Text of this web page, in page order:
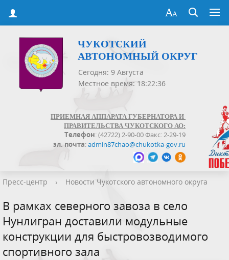
ЧУКОТСКИЙ
АВТОНОМНЫЙ ОКРУГ
Сегодня: 9 Августа
Местное время: 18:22:36
ПРИЕМНАЯ АППАРАТА ГУБЕРНАТОРА И
ПРАВИТЕЛЬСТВА ЧУКОТСКОГО АО:
Телефон: (42722) 2-90-00 Факс: 2-29-19
эл. почта:admin87chao@chukotka-gov.ru
Пресс-центр › Новости Чукотского автономного округа
В рамках северного завоза в село
Нунлигран доставили модульные
конструкции для быстровозводимого
спортивного зала